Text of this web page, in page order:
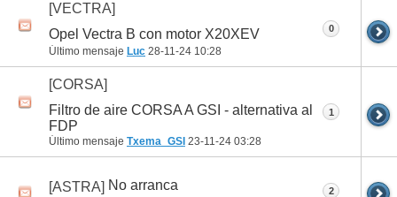
[VECTRA]
Opel Vectra B con motor X20XEV
Último mensaje Luc 28-11-24 10:28
0
[CORSA]
Filtro de aire CORSA A GSI - alternativa al
FDP
Último mensaje Txema_GSI 23-11-24 03:28
1
[ASTRA] No arranca 2